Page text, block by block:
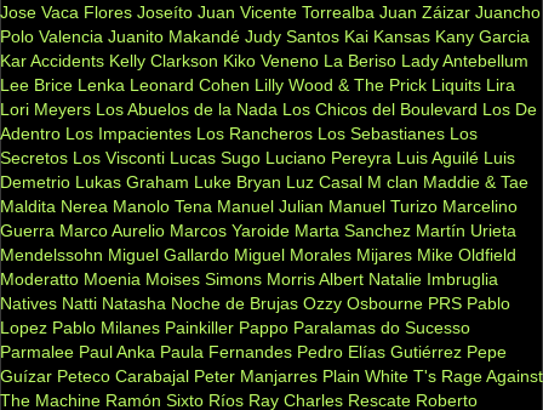
Jose Vaca Flores Joseíto Juan Vicente Torrealba Juan Záizar Juancho
Polo Valencia Juanito Makandé Judy Santos Kai Kansas Kany Garcia
Kar Accidents Kelly Clarkson Kiko Veneno La Beriso Lady Antebellum
Lee Brice Lenka Leonard Cohen Lilly Wood & The Prick Liquits Lira
Lori Meyers Los Abuelos de la Nada Los Chicos del Boulevard Los De
Adentro Los Impacientes Los Rancheros Los Sebastianes Los
Secretos Los Visconti Lucas Sugo Luciano Pereyra Luis Aguilé Luis
Demetrio Lukas Graham Luke Bryan Luz Casal M clan Maddie & Tae
Maldita Nerea Manolo Tena Manuel Julian Manuel Turizo Marcelino
Guerra Marco Aurelio Marcos Yaroide Marta Sanchez Martín Urieta
Mendelssohn Miguel Gallardo Miguel Morales Mijares Mike Oldfield
Moderatto Moenia Moises Simons Morris Albert Natalie Imbruglia
Natives Natti Natasha Noche de Brujas Ozzy Osbourne PRS Pablo
Lopez Pablo Milanes Painkiller Pappo Paralamas do Sucesso
Parmalee Paul Anka Paula Fernandes Pedro Elías Gutiérrez Pepe
Guízar Peteco Carabajal Peter Manjarres Plain White T's Rage Against
The Machine Ramón Sixto Ríos Ray Charles Rescate Roberto